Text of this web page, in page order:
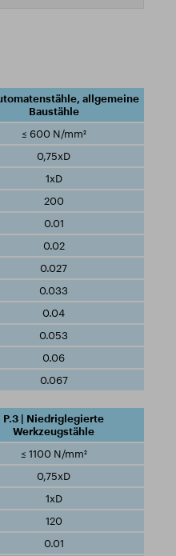
allgemeine
Baustähle
≤ 600 N/mm²
0,75xD
1xD
200
0.01
0.02
0.027
0.033
0.04
0.053
0.06
0.067
P.3 | Niedriglegierte
Werkzeugstähle
≤ 1100 N/mm²
0,75xD
1xD
120
0.01